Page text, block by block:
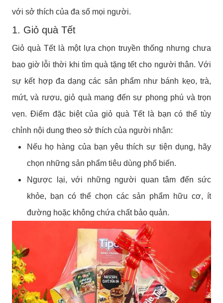
với sở thích của đa số mọi người.
1. Giỏ quà Tết
Giỏ quà Tết là một lựa chọn truyền thống nhưng chưa
bao giờ lỗi thời khi tìm quà tặng tết cho người thân. Với
sự kết hợp đa dạng các sản phẩm như bánh kẹo, trà,
mứt, và rượu, giỏ quà mang đến sự phong phú và trọn
vẹn. Điểm đặc biệt của giỏ quà Tết là bạn có thể tùy
chỉnh nội dung theo sở thích của người nhận:
Nếu họ hàng của bạn yêu thích sự tiện dụng, hãy
chọn những sản phẩm tiêu dùng phổ biến.
Ngược lại, với những người quan tâm đến sức
khỏe, bạn có thể chọn các sản phẩm hữu cơ, ít
đường hoặc không chứa chất bảo quản.